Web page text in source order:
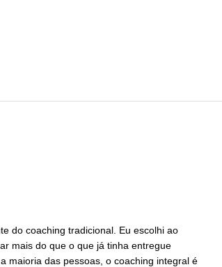
do coaching tradicional. Eu escolhi ao
mais do que o que já tinha entregue
maioria das pessoas, o coaching integral é